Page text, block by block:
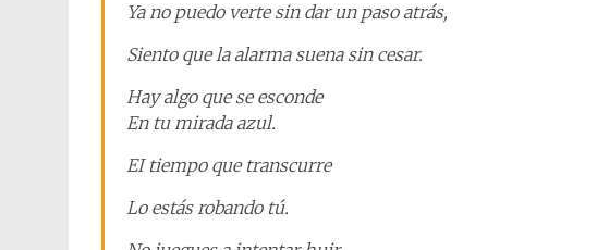
Ya no puedo verte sin dar un paso atrás,
Siento que la alarma suena sin cesar.
Hay algo que se esconde
En tu mirada azul.
EI tiempo que transcurre
Lo estás robando tú.